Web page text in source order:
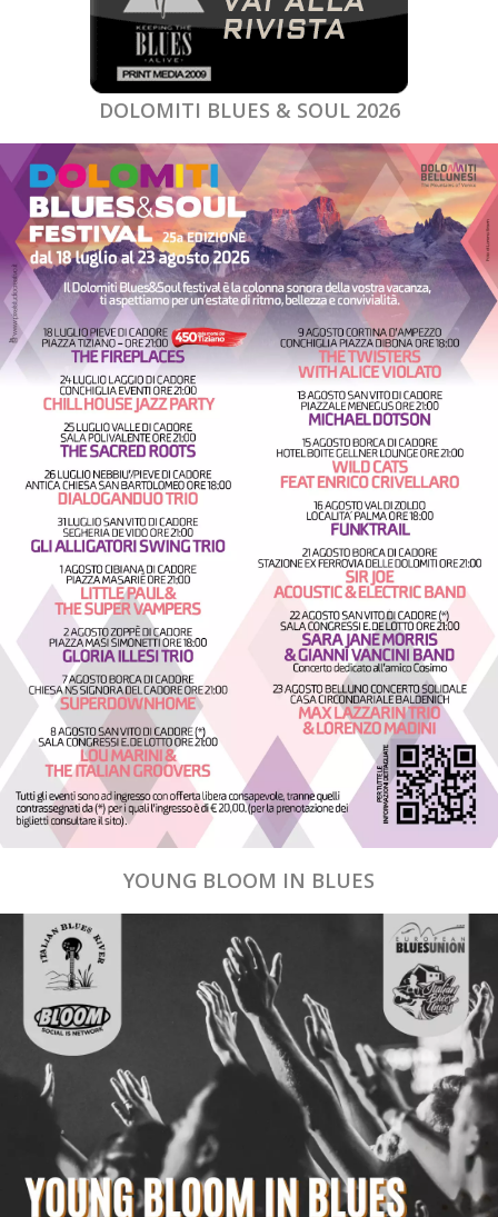
DOLOMITI BLUES & SOUL 2026
YOUNG BLOOM IN BLUES